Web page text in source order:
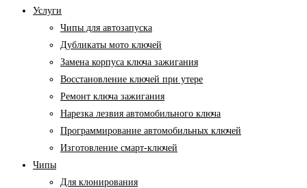
Услуги
Чипы для автозапуска
Дубликаты мото ключей
Замена корпуса ключа зажигания
Восстановление ключей при утере
Ремонт ключа зажигания
Нарезка лезвия автомобильного ключа
Программирование автомобильных ключей
Изготовление смарт-ключей
Чипы
Для клонирования